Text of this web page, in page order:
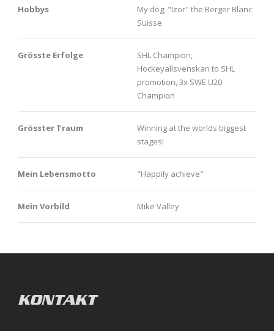
Hobbys
My dog; "Izor" the Berger Blanc
Suisse
Grösste Erfolge
SHL Champion,
Hockeyallsvenskan to SHL
promotion, 3x SWE U20
Champion
Grösster Traum
Winning at the worlds biggest
stages!
Mein Lebensmotto "Happily achieve"
Mein Vorbild Mike Valley
KONTAKT